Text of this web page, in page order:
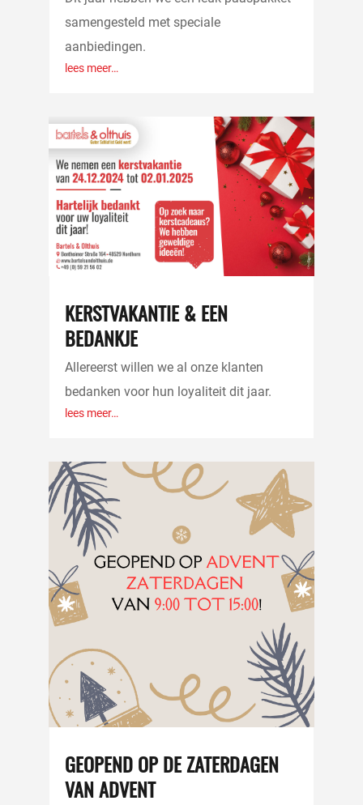
samengesteld met speciale
aanbiedingen.
lees meer…
KERSTVAKANTIE & EEN
BEDANKJE
Allereerst willen we al onze klanten
bedanken voor hun loyaliteit dit jaar.
lees meer…
GEOPEND OP DE ZATERDAGEN
VAN ADVENT